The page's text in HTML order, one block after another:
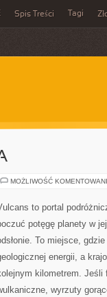
Spis Treści Tagi
MOŻLIWOŚĆ
to portal
potęgę planety w
To miejsce,
energii, a
kilometrem.
wyrzuty